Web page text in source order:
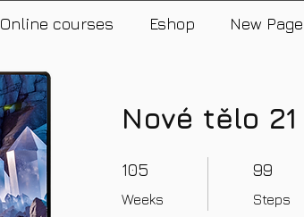
Online courses Eshop New Page
Nové tělo
105
Weeks
99
Steps